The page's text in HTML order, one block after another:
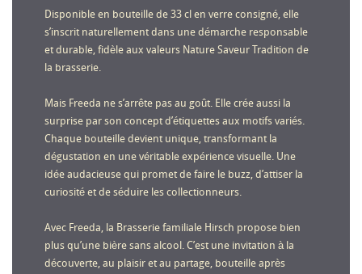
Disponible en bouteille de 33 cl en verre consigné, elle
s’inscrit naturellement dans une démarche responsable
et durable, fidèle aux valeurs Nature Saveur Tradition de
la brasserie.
Mais Freeda ne s’arrête pas au goût. Elle crée aussi la
surprise par son concept d’étiquettes aux motifs variés.
Chaque bouteille devient unique, transformant la
dégustation en une véritable expérience visuelle. Une
idée audacieuse qui promet de faire le buzz, d’attiser la
curiosité et de séduire les collectionneurs.
Avec Freeda, la Brasserie familiale Hirsch propose bien
plus qu’une bière sans alcool. C’est une invitation à la
découverte, au plaisir et au partage, bouteille après